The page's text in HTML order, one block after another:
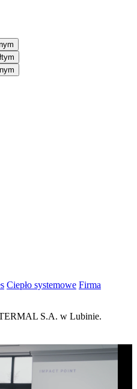
Ciepło systemowe Firma
S.A. w Lubinie.